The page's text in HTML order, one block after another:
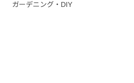
ガーデニング・DIY